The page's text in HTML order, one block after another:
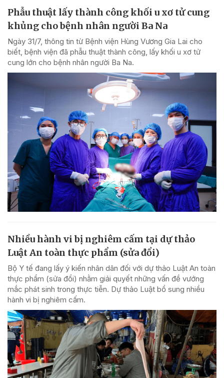
Phẫu thuật lấy thành công khối u xơ tử cung
khủng cho bệnh nhân người Ba Na
Ngày 31/7, thông tin từ Bệnh viện Hùng Vương Gia Lai cho
biết, bệnh viện đã phẫu thuật thành công, lấy khối u xơ tử
cung lớn cho bệnh nhân người Ba Na.
Nhiều hành vi bị nghiêm cấm tại dự thảo
Luật An toàn thực phẩm (sửa đổi)
Bộ Y tế đang lấy ý kiến nhân dân đối với dự thảo Luật An toàn
thực phẩm (sửa đổi) nhằm giải quyết những vấn đề vướng
mắc phát sinh trong thực tiễn. Dự thảo Luật bổ sung nhiều
hành vi bị nghiêm cấm.